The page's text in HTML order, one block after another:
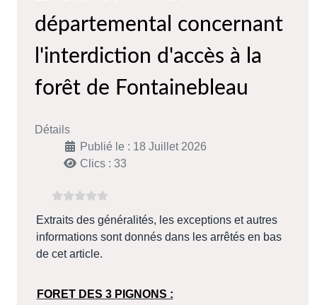
départemental concernant
l'interdiction d'accès à la
forêt de Fontainebleau
Détails
Publié le : 18 Juillet 2026
Clics : 33
Extraits des généralités, les exceptions et autres
informations sont donnés dans les arrêtés en bas
de cet article.
FORET DES 3 PIGNONS :